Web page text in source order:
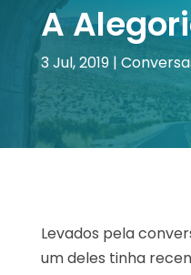
A
3 Jul, 2019|
Levados pela
um deles tinha